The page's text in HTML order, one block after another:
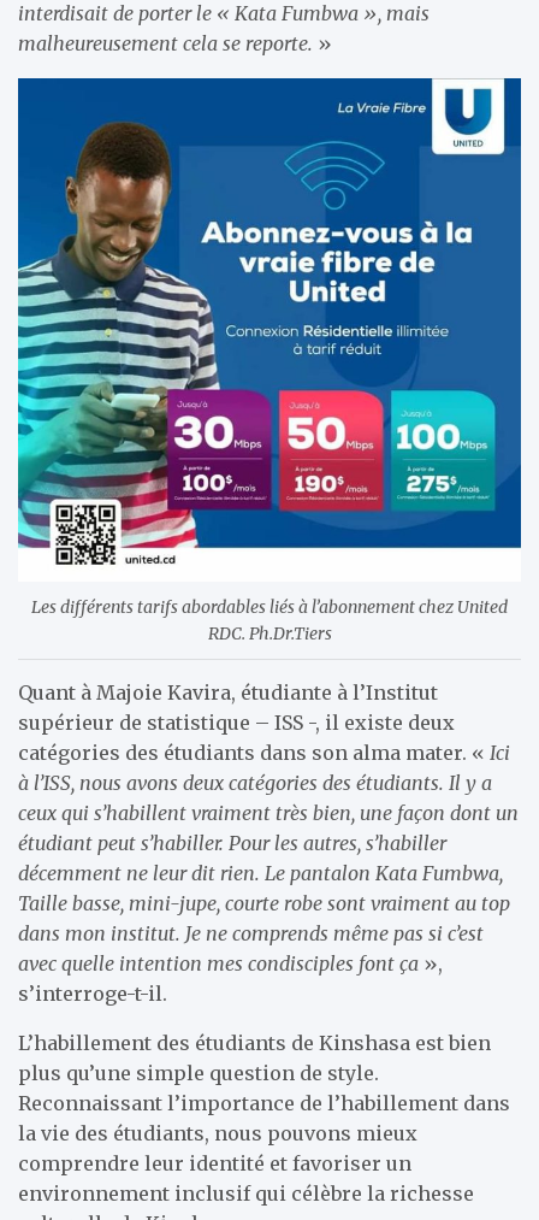
interdisait de porter le « Kata Fumbwa », mais
malheureusement cela se reporte. »
Les différents tarifs abordables liés à l’abonnement chez United
RDC. Ph.Dr.Tiers
Quant à Majoie Kavira, étudiante à l’Institut
supérieur de statistique – ISS -, il existe deux
catégories des étudiants dans son alma mater. « Ici
à l’ISS, nous avons deux catégories des étudiants. Il y a
ceux qui s’habillent vraiment très bien, une façon dont un
étudiant peut s’habiller. Pour les autres, s’habiller
décemment ne leur dit rien. Le pantalon Kata Fumbwa,
Taille basse, mini-jupe, courte robe sont vraiment au top
dans mon institut. Je ne comprends même pas si c’est
avec quelle intention mes condisciples font ça »,
s’interroge-t-il.
L’habillement des étudiants de Kinshasa est bien
plus qu’une simple question de style.
Reconnaissant l’importance de l’habillement dans
la vie des étudiants, nous pouvons mieux
comprendre leur identité et favoriser un
environnement inclusif qui célèbre la richesse